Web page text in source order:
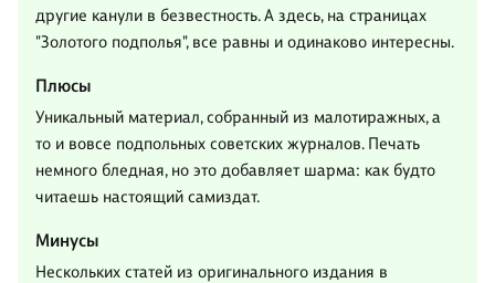
другие канули в безвестность. А здесь, на страницах
"Золотого подполья", все равны и одинаково интересны.
Плюсы
Уникальный материал, собранный из малотиражных, а
то и вовсе подпольных советских журналов. Печать
немного бледная, но это добавляет шарма: как будто
читаешь настоящий самиздат.
Минусы
Нескольких статей из оригинального издания в